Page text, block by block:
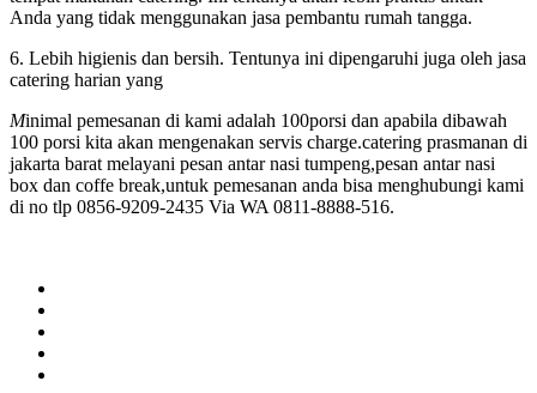
Anda yang tidak menggunakan jasa pembantu rumah tangga.
6. Lebih higienis dan bersih. Tentunya ini dipengaruhi juga oleh jasa
catering harian yang
Minimal pemesanan di kami adalah 100porsi dan apabila dibawah
100 porsi kita akan mengenakan servis charge.catering prasmanan di
jakarta barat melayani pesan antar nasi tumpeng,pesan antar nasi
box dan coffe break,untuk pemesanan anda bisa menghubungi kami
di no tlp 0856-9209-2435 Via WA 0811-8888-516.